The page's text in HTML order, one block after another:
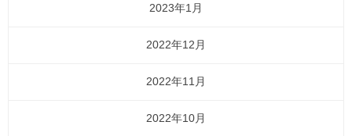
2023年1月
2022年12月
2022年11月
2022年10月